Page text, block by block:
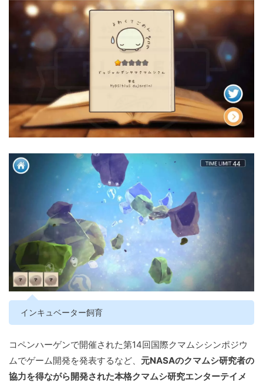
インキュベーター飼育
コペンハーゲンで開催された第14回国際クマムシシンポジウ
ムでゲーム開発を発表するなど、 元NASAのクマムシ研究者の
協力を得ながら開発された本格クマムシ研究エンターテイメ